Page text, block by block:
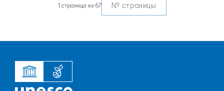
1 страница из 67